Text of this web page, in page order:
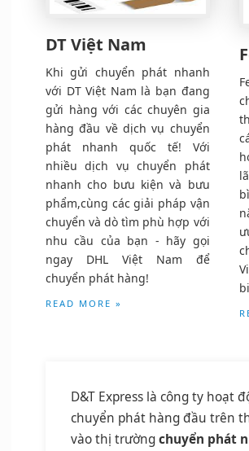
DT Việt Nam
Khi gửi chuyển phát nhanh
với DT Việt Nam là bạn đang
gửi hàng với các chuyên gia
hàng đầu về dịch vụ chuyển
phát nhanh quốc tế! Với
nhiều dịch vụ chuyển phát
nhanh cho bưu kiện và bưu
phẩm,cùng các giải pháp vận
chuyển và dò tìm phù hợp với
nhu cầu của bạn - hãy gọi
ngay DHL Việt Nam để
chuyển phát hàng!
READ MORE »
D&T Express là công ty hoạt
chuyển phát hàng đầu trên
vào thị trườngchuyển phát